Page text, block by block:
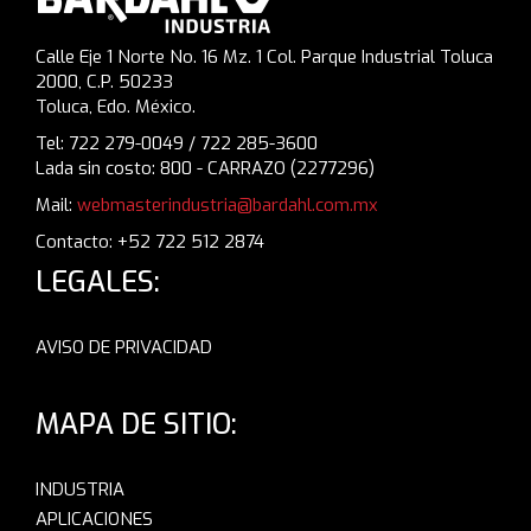
Calle Eje 1 Norte No. 16 Mz. 1 Col. Parque Industrial Toluca
2000, C.P. 50233
Toluca, Edo. México.
Tel: 722 279-0049 / 722 285-3600
Lada sin costo: 800 - CARRAZO (2277296)
Mail: webmasterindustria@bardahl.com.mx
Contacto: +52 722 512 2874
LEGALES:
AVISO DE PRIVACIDAD
MAPA DE SITIO:
INDUSTRIA
APLICACIONES